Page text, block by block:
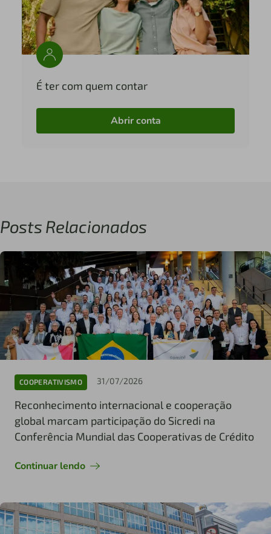
É ter com quem contar
Abrir conta
Posts Relacionados
COOPERATIVISMO 31/07/2026
Reconhecimento internacional e cooperação
global marcam participação do Sicredi na
Conferência Mundial das Cooperativas de Crédito
Continuar lendo